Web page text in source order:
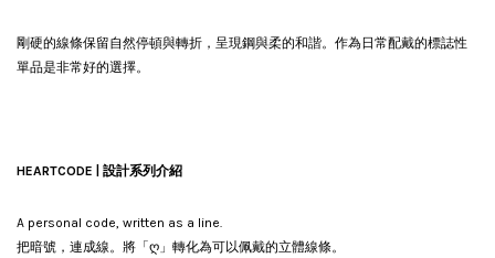
剛硬的線條保留自然停頓與轉折，呈現鋼與柔的和諧。作為日常配戴的標誌性
單品是非常好的選擇。
HEARTCODE | 設計系列介紹
A personal code, written as a line.
把暗號，連成線。將「ღ」轉化為可以佩戴的立體線條。